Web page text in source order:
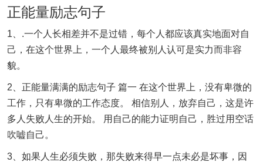
正能量励志句子
1、.一个人长相差并不是过错，每个人都应该真实地面对自
己，在这个世界上，一个人最终被别人认可是实力而非容
貌。
2、正能量满满的励志句子 篇一 在这个世界上，没有卑微的
工作，只有卑微的工作态度。 相信别人，放弃自己，这是许
多人失败人生的开始。 用自己的能力证明自己，胜过用空话
吹嘘自己。
3、如果人生必须失败，那失败来得早一点未必是坏事，因